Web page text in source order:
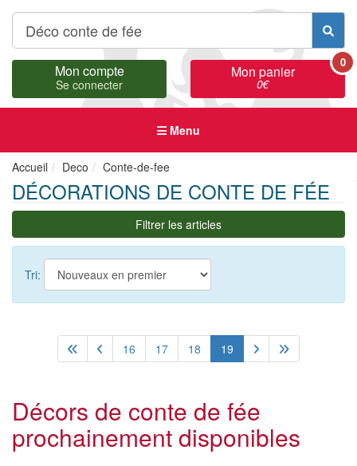
Mon compte
Se connecter
Mon panier
0€
0
Menu
Accueil Deco Conte-de-fee
DÉCORATIONS DE CONTE DE FÉE
Filtrer les articles
Tri:
16 17 18 19
Décors de conte de fée
prochainement disponibles